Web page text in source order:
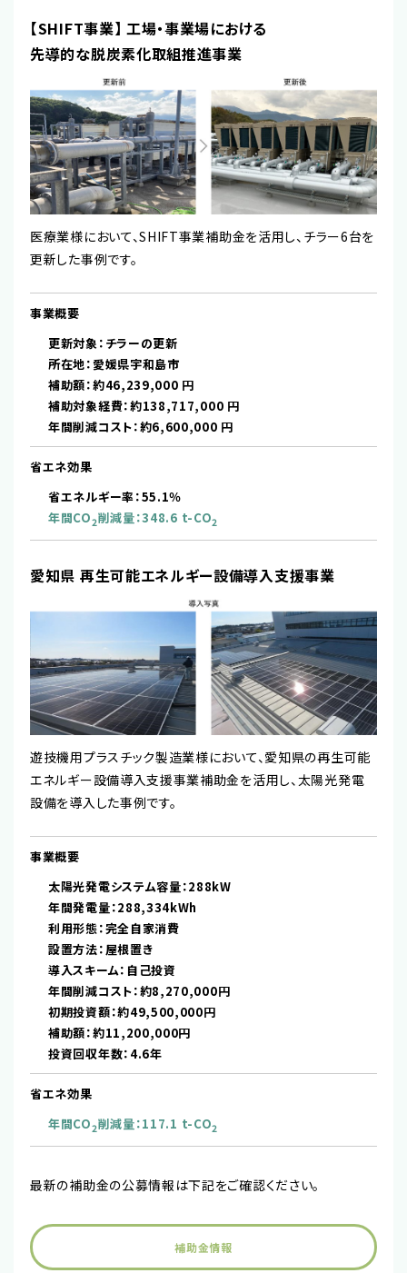
【SHIFT事業】 ⼯場・事業場における
先導的な脱炭素化取組推進事業
医療業様において、SHIFT事業補助金を活用し、チラー6台を
更新した事例です。
事業概要
更新対象：チラーの更新
所在地：愛媛県宇和島市
補助額：約46,239,000 円
補助対象経費：約138,717,000 円
年間削減コスト：約6,600,000 円
省エネ効果
省エネルギー率：55.1％
年間CO2削減量：348.6 t-CO2
愛知県 再生可能エネルギー設備導入支援事業
遊技機用プラスチック製造業様において、愛知県の再生可能
エネルギー設備導入支援事業補助金を活用し、太陽光発電
設備を導入した事例です。
事業概要
太陽光発電システム容量：288kW
年間発電量：288,334kWh
利用形態：完全自家消費
設置方法：屋根置き
導入スキーム：自己投資
年間削減コスト：約8,270,000円
初期投資額：約49,500,000円
補助額：約11,200,000円
投資回収年数：4.6年
省エネ効果
年間CO2削減量：117.1 t-CO2
最新の補助金の公募情報は下記をご確認ください。
補助金情報